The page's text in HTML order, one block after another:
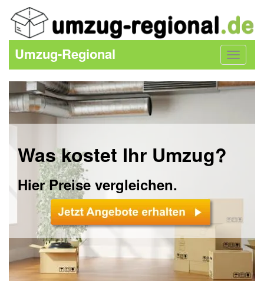
Toggle
Umzug-Regional
Was kostet Ihr Umzug?
Hier Preise vergleichen.